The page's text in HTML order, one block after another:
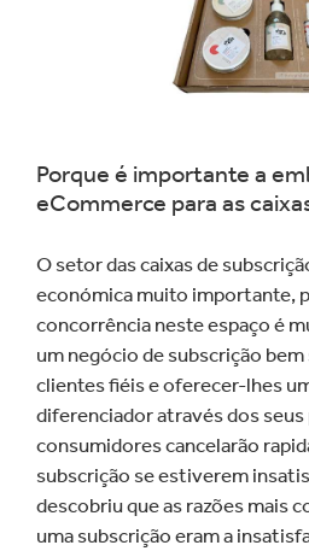
Porque é importante a
eCommerce para as
O setor das caixas de
económica muito importante,
concorrência neste espaço é
um negócio de subscrição
clientes fiéis e oferecer-lhes
diferenciador através dos
consumidores cancelarão
subscrição se estiverem
descobriu que as razões mais
uma subscrição eram a